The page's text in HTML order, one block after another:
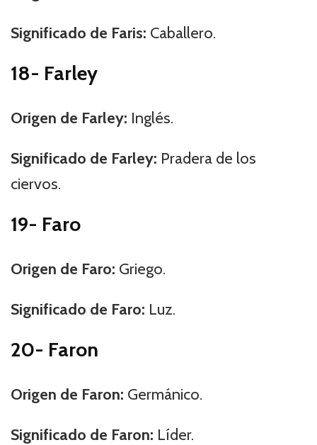
Significado de Faris: Caballero.
18- Farley
Origen de Farley: Inglés.
Significado de Farley: Pradera de los
ciervos.
19- Faro
Origen de Faro: Griego.
Significado de Faro: Luz.
20- Faron
Origen de Faron: Germánico.
Significado de Faron: Líder.